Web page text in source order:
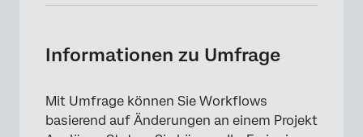
Einrichten einer Umfrage Definition Ereignis
FAQs
Informationen zu Umfrage
Mit Umfrage können Sie Workflows
basierend auf Änderungen an einem Projekt